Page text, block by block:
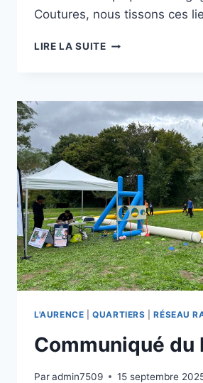
Coutures, nous tissons ces
LIRE LA SUITEAUX
ET
L’AURENCE
SAMEDI,
PARTENARIATS,
PROXIMITÉ
L'AURENCE |QUARTIERS |RÉSEAU
Communiqué du
Paradmin7509 15 septembre